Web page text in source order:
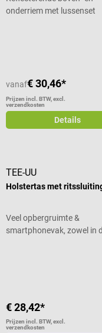
onderriem met lussenset
vanaf€ 30,46*
Prijzen incl. BTW, excl.
verzendkosten
Details
TEE-UU
Holstertas met
Veel opbergruimte &
smartphonevak, zowel in
Gemiddelde waardering
€ 28,42*
Prijzen incl. BTW, excl.
verzendkosten